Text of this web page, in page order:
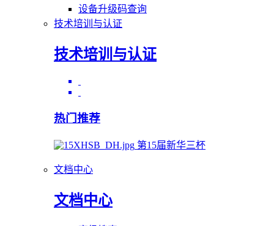
设备升级码查询
技术培训与认证
技术培训与认证
热门推荐
第15届新华三杯
文档中心
文档中心